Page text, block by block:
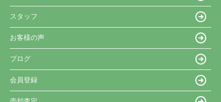
スタッフ
お客様の声
ブログ
会員登録